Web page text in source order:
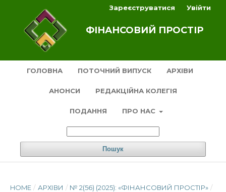
ФІНАНСОВИЙ ПРОСТІР
ГОЛОВНА ПОТОЧНИЙ ВИПУСК АРХІВИ
АНОНСИ РЕДАКЦІЙНА КОЛЕГІЯ
ПОДАННЯ ПРО НАС
Пошук
Зареєструватися Увійти
HOME / АРХІВИ / № 2(56) (2025): «ФІНАНСОВИЙ ПРОСТІР» /